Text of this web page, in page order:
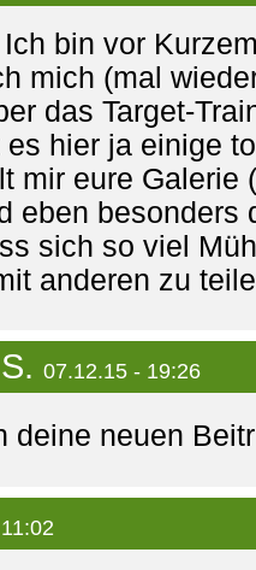
bin vor
mich (mal
das Target-
hier ja einige
mir eure Galerie
eben besonders
sich so viel
anderen zu
07.12.15 - 19:26
neuen